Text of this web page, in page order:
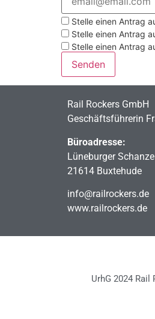
Stelle einen Antrag
Stelle einen Antrag
Stelle einen Antrag
Rail Rockers GmbH
Geschäftsführerin
Büroadresse:
Lüneburger
21614 Buxtehude
info@railrockers.de
www.railrockers.de
UrhG 2024